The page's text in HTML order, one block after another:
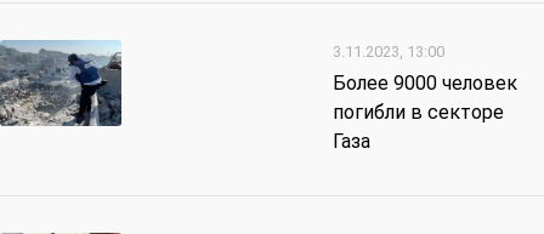
3.11.2023, 13:00
Более 9000 человек
погибли в секторе
Газа